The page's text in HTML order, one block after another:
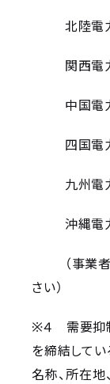
北陸電
関西電
中国電
四国電
九州電
沖縄電
（事業
さい）
※４ 需要抑
を締結して
名称、所在